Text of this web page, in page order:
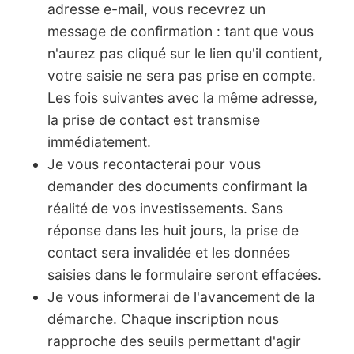
adresse e-mail, vous recevrez un
message de confirmation : tant que vous
n'aurez pas cliqué sur le lien qu'il contient,
votre saisie ne sera pas prise en compte.
Les fois suivantes avec la même adresse,
la prise de contact est transmise
immédiatement.
Je vous recontacterai pour vous
demander des documents confirmant la
réalité de vos investissements. Sans
réponse dans les huit jours, la prise de
contact sera invalidée et les données
saisies dans le formulaire seront effacées.
Je vous informerai de l'avancement de la
démarche. Chaque inscription nous
rapproche des seuils permettant d'agir